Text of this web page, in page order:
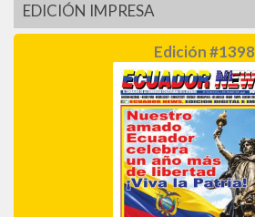
EDICIÓN IMPRESA
Edición #1398